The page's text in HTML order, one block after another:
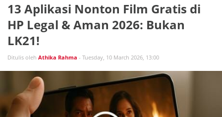
13 Aplikasi Nonton Film Gratis di
HP Legal & Aman 2026: Bukan
LK21!
Ditulis oleh Athika Rahma - Tuesday, 10 March 2026, 13:00